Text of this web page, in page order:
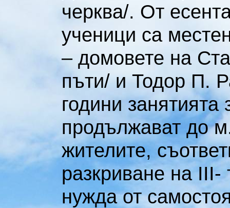
черква/. От
ученици са
– домовете на
пъти/ и Тодор П.
години
продължават до
жителите,
разкриване на
нужда от